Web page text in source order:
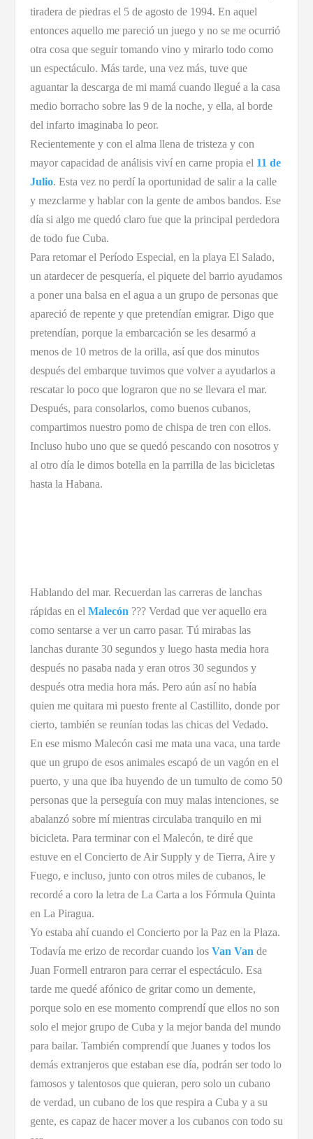
tiradera de piedras el 5 de agosto de 1994. En aquel
entonces aquello me pareció un juego y no se me ocurrió
otra cosa que seguir tomando vino y mirarlo todo como
un espectáculo. Más tarde, una vez más, tuve que
aguantar la descarga de mi mamá cuando llegué a la casa
medio borracho sobre las 9 de la noche, y ella, al borde
del infarto imaginaba lo peor.
Recientemente y con el alma llena de tristeza y con
mayor capacidad de análisis viví en carne propia el 11 de
Julio. Esta vez no perdí la oportunidad de salir a la calle
y mezclarme y hablar con la gente de ambos bandos. Ese
día si algo me quedó claro fue que la principal perdedora
de todo fue Cuba.
Para retomar el Período Especial, en la playa El Salado,
un atardecer de pesquería, el piquete del barrio ayudamos
a poner una balsa en el agua a un grupo de personas que
apareció de repente y que pretendían emigrar. Digo que
pretendían, porque la embarcación se les desarmó a
menos de 10 metros de la orilla, así que dos minutos
después del embarque tuvimos que volver a ayudarlos a
rescatar lo poco que lograron que no se llevara el mar.
Después, para consolarlos, como buenos cubanos,
compartimos nuestro pomo de chispa de tren con ellos.
Incluso hubo uno que se quedó pescando con nosotros y
al otro día le dimos botella en la parrilla de las bicicletas
hasta la Habana.
Hablando del mar. Recuerdan las carreras de lanchas
rápidas en el Malecón ??? Verdad que ver aquello era
como sentarse a ver un carro pasar. Tú mirabas las
lanchas durante 30 segundos y luego hasta media hora
después no pasaba nada y eran otros 30 segundos y
después otra media hora más. Pero aún así no había
quien me quitara mi puesto frente al Castillito, donde por
cierto, también se reunían todas las chicas del Vedado.
En ese mismo Malecón casi me mata una vaca, una tarde
que un grupo de esos animales escapó de un vagón en el
puerto, y una que iba huyendo de un tumulto de como 50
personas que la perseguía con muy malas intenciones, se
abalanzó sobre mí mientras circulaba tranquilo en mi
bicicleta. Para terminar con el Malecón, te diré que
estuve en el Concierto de Air Supply y de Tierra, Aire y
Fuego, e incluso, junto con otros miles de cubanos, le
recordé a coro la letra de La Carta a los Fórmula Quinta
en La Piragua.
Yo estaba ahí cuando el Concierto por la Paz en la Plaza.
Todavía me erizo de recordar cuando los Van Van de
Juan Formell entraron para cerrar el espectáculo. Esa
tarde me quedé afónico de gritar como un demente,
porque solo en ese momento comprendí que ellos no son
solo el mejor grupo de Cuba y la mejor banda del mundo
para bailar. También comprendí que Juanes y todos los
demás extranjeros que estaban ese día, podrán ser todo lo
famosos y talentosos que quieran, pero solo un cubano
de verdad, un cubano de los que respira a Cuba y a su
gente, es capaz de hacer mover a los cubanos con todo su